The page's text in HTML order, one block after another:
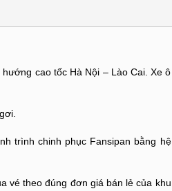
cao tốc Hà Nội – Lào Cai. Xe ô
trình chinh phục Fansipan bằng hệ
vé theo đúng đơn giá bán lẻ của khu